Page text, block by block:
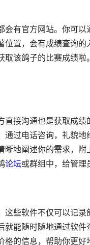
会有官方网站。你可
置，会有成绩查询的
取该鸽子的比赛成绩
直接沟通也是获取成
通过电话咨询，礼貌
晰地阐述你的需求，
论坛或群组中，给管理
这些软件不仅可以记
就能随时随地通过软
格的信息，帮助你更好